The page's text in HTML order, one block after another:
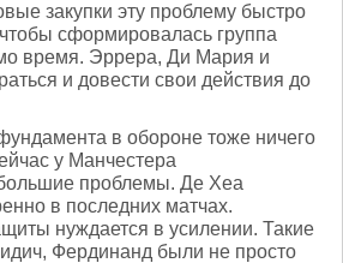
закупки эту проблему быстро
сформировалась группа
время. Эррера, Ди Мария и
и довести свои действия до
в обороне тоже ничего
у Манчестера
проблемы. Де Хеа
в последних матчах.
нуждается в усилении. Такие
Фердинанд были не просто